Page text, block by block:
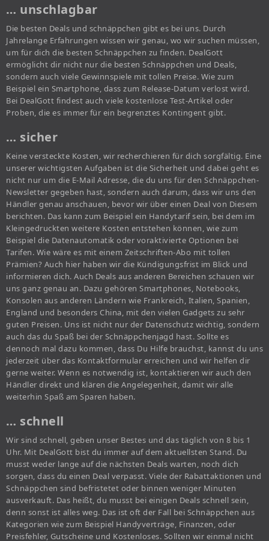
… unschlagbar
Die besten Deals und schnäppchen gibt es bei uns. Durch
Jahrelange Erfahrungen wissen wir genau, wo wir suchen müssen,
um für dich die besten Schnäppchen zu finden. DealGott
ermöglicht dir nicht nur die besten Schnäppchen und Deals,
sondern auch viele Gewinnspiele mit tollen Preise. Wie zum
Beispiel ein Smartphone, dass zum Release-Datum verlost wird.
Bei DealGott findest auch viele kostenlose Test-Artikel oder
Proben, die es immer für ein begrenztes Kontingent gibt.
… sicher
Keine versteckte Kosten, wir recherchieren für dich sorgfältig. Eine
unserer wichtigsten Aufgaben ist die Sicherheit und dabei geht es
nicht nur um die E-Mail Adresse, die du uns für den Schnäppchen-
Newsletter gegeben hast, sondern auch darum, dass wir uns den
Händler genau anschauen, bevor wir über einen Deal von Diesem
berichten. Das kann zum Beispiel ein Handytarif sein, bei dem im
Kleingedruckten weitere Kosten entstehen können, wie zum
Beispiel die Datenautomatik oder voraktivierte Optionen bei
Tarifen. Wie wäre es mit einem Zeitschriften-Abo mit tollen
Prämien? Auch hier haben wir die Kündigungsfrist im Blick und
informieren dich. Auch Deals aus anderen Bereichen schauen wir
uns ganz genau an. Dazu gehören Smartphones, Notebooks,
Konsolen aus anderen Ländern wie Frankreich, Italien, Spanien,
England und besonders China, mit den vielen Gadgets zu sehr
guten Preisen. Uns ist nicht nur der Datenschutz wichtig, sondern
auch das du Spaß bei der Schnäppchenjagd hast. Sollte es
dennoch mal dazu kommen, dass Du Hilfe brauchst, kannst du uns
jederzeit über das Kontaktformular erreichen und wir helfen dir
gerne weiter. Wenn es notwendig ist, kontaktieren wir auch den
Händler direkt und klären die Angelegenheit, damit wir alle
weiterhin Spaß am Sparen haben.
… schnell
Wir sind schnell, geben unser Bestes und das täglich von 8 bis 1
Uhr. Mit DealGott bist du immer auf dem aktuellsten Stand. Du
musst weder lange auf die nächsten Deals warten, noch dich
sorgen, dass du einen Deal verpasst. Viele der Rabattaktionen und
Schnäppchen sind befristetet oder binnen weniger Minuten
ausverkauft. Das heißt, du musst bei einigen Deals schnell sein,
denn sonst ist alles weg. Das ist oft der Fall bei Schnäppchen aus
Kategorien wie zum Beispiel Handyverträge, Finanzen, oder
Preisfehler, Gutscheine und Kostenloses. Sollten wir einmal nicht